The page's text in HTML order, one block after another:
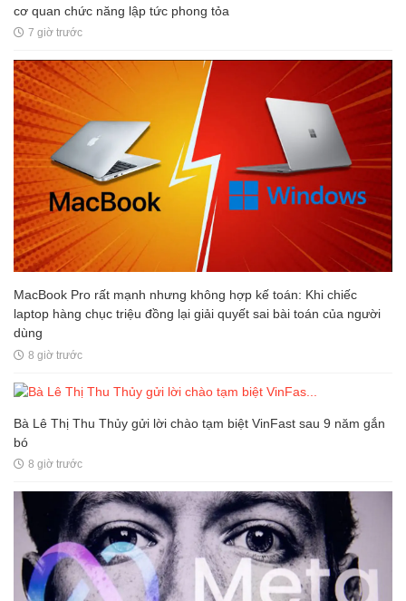
cơ quan chức năng lập tức phong tỏa
7 giờ trước
MacBook Pro rất mạnh nhưng không hợp kế toán: Khi chiếc
laptop hàng chục triệu đồng lại giải quyết sai bài toán của người
dùng
8 giờ trước
Bà Lê Thị Thu Thủy gửi lời chào tạm biệt VinFast sau 9 năm gắn
bó
8 giờ trước